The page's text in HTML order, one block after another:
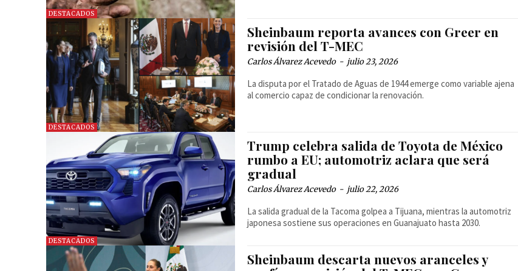
DESTACADOS
DESTACADOS
Sheinbaum reporta avances con Greer en
revisión del T-MEC
Carlos Álvarez Acevedo - julio 23, 2026
La disputa por el Tratado de Aguas de 1944 emerge como variable ajena
al comercio capaz de condicionar la renovación.
DESTACADOS
Trump celebra salida de Toyota de México
rumbo a EU; automotriz aclara que será
gradual
Carlos Álvarez Acevedo - julio 22, 2026
La salida gradual de la Tacoma golpea a Tijuana, mientras la automotriz
japonesa sostiene sus operaciones en Guanajuato hasta 2030.
Sheinbaum descarta nuevos aranceles y